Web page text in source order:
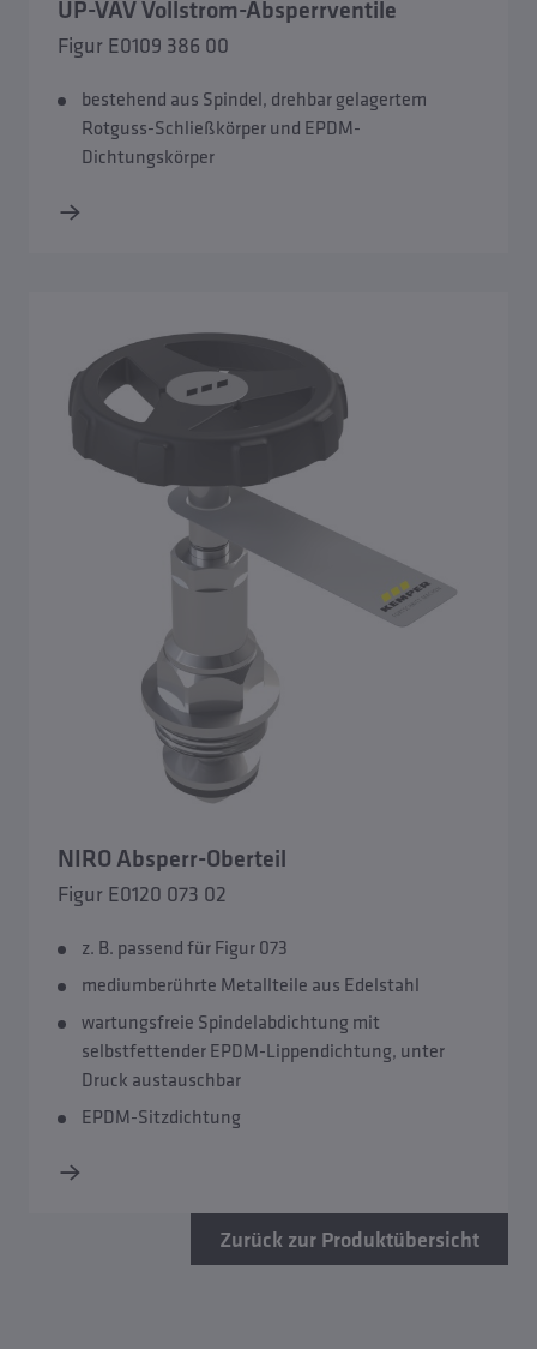
UP-VAV Vollstrom-Absperrventile
Figur E0109 386 00
bestehend aus Spindel, drehbar gelagertem
Rotguss-Schließkörper und EPDM-
Dichtungskörper
NIRO Absperr-Oberteil
Figur E0120 073 02
z. B. passend für Figur 073
mediumberührte Metallteile aus Edelstahl
wartungsfreie Spindelabdichtung mit
selbstfettender EPDM-Lippendichtung, unter
Druck austauschbar
EPDM-Sitzdichtung
Zurück zur Produktübersicht